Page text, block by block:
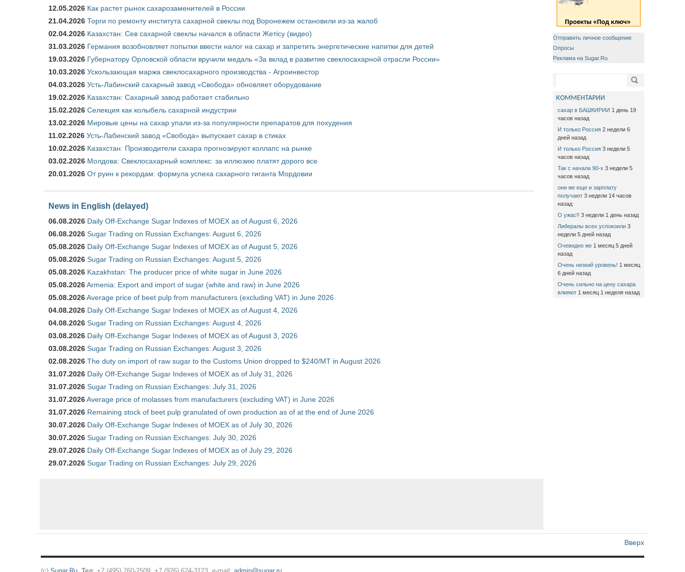
12.05.2026 Как растет рынок сахарозаменителей в России
21.04.2026 Торги по ремонту института сахарной свеклы под Воронежем остановили из-за жалоб
02.04.2026 Казахстан: Сев сахарной свеклы начался в области Жетісу (видео)
31.03.2026 Германия возобновляет попытки ввести налог на сахар и запретить энергетические напитки для детей
19.03.2026 Губернатору Орловской области вручили медаль «За вклад в развитие свеклосахарной отрасли России»
10.03.2026 Ускользающая маржа свеклосахарного производства - Агроинвестор
04.03.2026 Усть-Лабинский сахарный завод «Свобода» обновляет оборудование
19.02.2026 Казахстан: Сахарный завод работает стабильно
15.02.2026 Селекция как колыбель сахарной индустрии
13.02.2026 Мировые цены на сахар упали из-за популярности препаратов для похудения
11.02.2026 Усть-Лабинский завод «Свобода» выпускает сахар в стиках
10.02.2026 Казахстан: Производители сахара прогнозируют коллапс на рынке
03.02.2026 Молдова: Свеклосахарный комплекс: за иллюзию платят дорого все
20.01.2026 От руин к рекордам: формула успеха сахарного гиганта Мордовии
News in English (delayed)
06.08.2026 Daily Off-Exchange Sugar Indexes of MOEX as of August 6, 2026
06.08.2026 Sugar Trading on Russian Exchanges: August 6, 2026
05.08.2026 Daily Off-Exchange Sugar Indexes of MOEX as of August 5, 2026
05.08.2026 Sugar Trading on Russian Exchanges: August 5, 2026
05.08.2026 Kazakhstan: The producer price of white sugar in June 2026
05.08.2026Armenia: Export and import of sugar (white and raw) in June 2026
05.08.2026Average price of beet pulp from manufacturers (excluding VAT) in June 2026
04.08.2026 Daily Off-Exchange Sugar Indexes of MOEX as of August 4, 2026
04.08.2026 Sugar Trading on Russian Exchanges: August 4, 2026
03.08.2026 Daily Off-Exchange Sugar Indexes of MOEX as of August 3, 2026
03.08.2026 Sugar Trading on Russian Exchanges: August 3, 2026
02.08.2026 The duty on import of raw sugar to the Customs Union dropped to $240/MT in August 2026
31.07.2026 Daily Off-Exchange Sugar Indexes of MOEX as of July 31, 2026
31.07.2026 Sugar Trading on Russian Exchanges: July 31, 2026
31.07.2026Average price of molasses from manufacturers (excluding VAT) in June 2026
31.07.2026 Remaining stock of beet pulp granulated of own production as of at the end of June 2026
30.07.2026 Daily Off-Exchange Sugar Indexes of MOEX as of July 30, 2026
30.07.2026 Sugar Trading on Russian Exchanges: July 30, 2026
29.07.2026 Daily Off-Exchange Sugar Indexes of MOEX as of July 29, 2026
29.07.2026 Sugar Trading on Russian Exchanges: July 29, 2026
Отправить личное сообщение
Опросы
Реклама на Sugar.Ru
Поиск
КОММЕНТАРИИ
сахар в БАШКИРИИ 1 день 19
часов назад
И только Россия 2 недели 6
дней назад
И только Россия 3 недели 5
часов назад
Так с начала 90-х 3 недели 5
часов назад
они же еще и зарплату
получают 3 недели 14 часов
назад
О ужас!! 3 недели 1 день назад
Либералы всех успокоили 3
недели 5 дней назад
Очевидно же 1 месяц 5 дней
назад
Очень низкий уровень! 1 месяц
6 дней назад
Очень сильно на цену сахара
влияют 1 месяц 1 неделя назад
Вверх